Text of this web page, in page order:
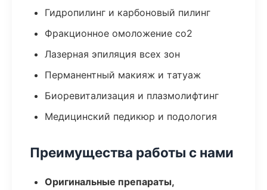
Гидропилинг и карбоновый пилинг
Фракционное омоложение co2
Лазерная эпиляция всех зон
Перманентный макияж и татуаж
Биоревитализация и плазмолифтинг
Медицинский педикюр и подология
Преимущества работы с нами
Оригинальные препараты,